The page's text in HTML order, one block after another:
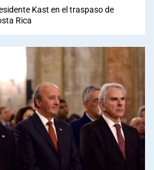
Kast en el traspaso de
Rica